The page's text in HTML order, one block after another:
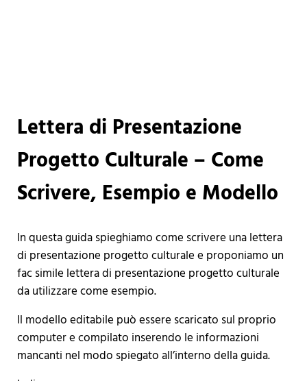
Lettera di Presentazione
Progetto Culturale – Come
Scrivere, Esempio e Modello
In questa guida spieghiamo come scrivere una lettera
di presentazione progetto culturale e proponiamo un
fac simile lettera di presentazione progetto culturale
da utilizzare come esempio.
Il modello editabile può essere scaricato sul proprio
computer e compilato inserendo le informazioni
mancanti nel modo spiegato all’interno della guida.